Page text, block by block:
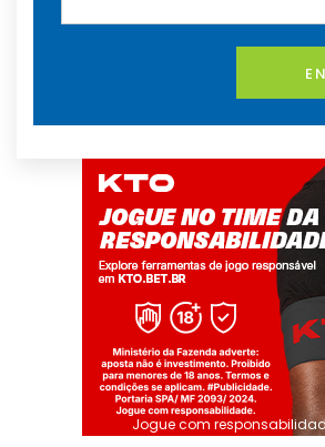
Jogue com